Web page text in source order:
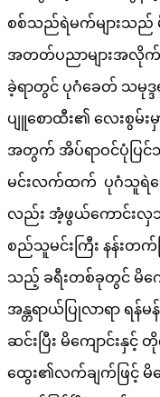
စစ်သည်ရဲမက်များသည်
အတတ်ပညာများအလိုက်
ခဲ့ရာတွင် ပုဂံခေတ် သမုဒ္
ပျူစောထီး၏ လေးစွမ်
အတွက် အိပ်ရာဝင်ပုံပြ
မင်းလက်ထက် ပုဂံသူရဲကေ
လည်း အံ့ဖွယ်ကောင်းလှသ
စည်သူမင်းကြီး နန်းတက်ပ
သည့် ခရီးတစ်ခုတွင် မိကျ
အန္တရာယ်ပြုလာရာ ရ
ဆင်းပြီး မိကျောင်းနှ
ထွေး၏လက်ချက်ဖြင့် မိ